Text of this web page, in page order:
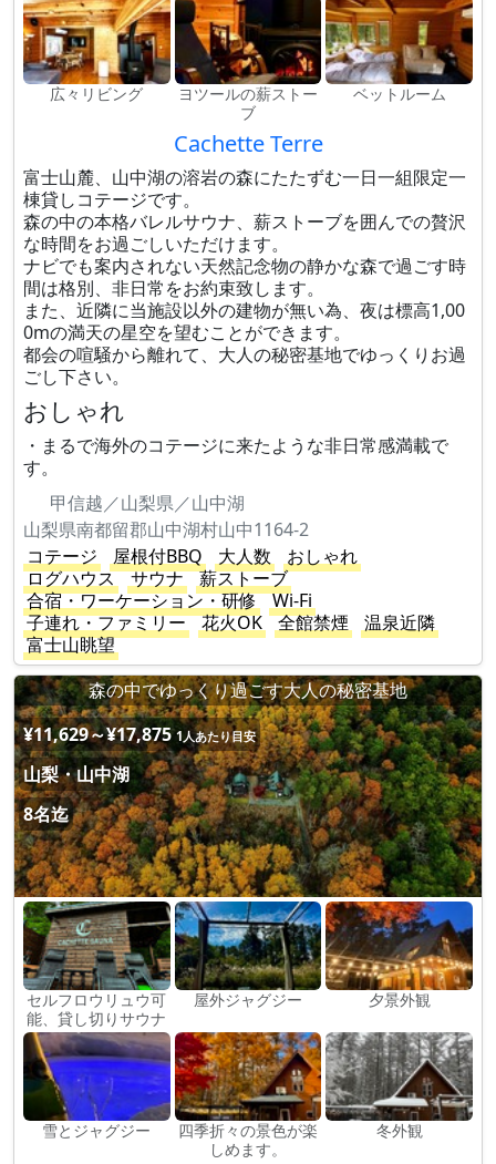
広々リビング
ヨツールの薪ストー
ブ
ベットルーム
Cachette Terre
富士山麓、山中湖の溶岩の森にたたずむ一日一組限定一
棟貸しコテージです。
森の中の本格バレルサウナ、薪ストーブを囲んでの贅沢
な時間をお過ごしいただけます。
ナビでも案内されない天然記念物の静かな森で過ごす時
間は格別、非日常をお約束致します。
また、近隣に当施設以外の建物が無い為、夜は標高1,00
0mの満天の星空を望むことができます。
都会の喧騒から離れて、大人の秘密基地でゆっくりお過
ごし下さい。
おしゃれ
・まるで海外のコテージに来たような非日常感満載で
す。
甲信越／山梨県／山中湖
山梨県南都留郡山中湖村山中1164-2
コテージ
屋根付BBQ 大人数
おしゃれ
ログハウス
サウナ
薪ストーブ
合宿・ワーケーション・研修
Wi-Fi
子連れ・ファミリー
花火OK 全館禁煙
温泉近隣
富士山眺望
森の中でゆっくり過ごす大人の秘密基地
¥11,629～¥17,875 1人あたり目安
山梨・山中湖
8名迄
セルフロウリュウ可
能、貸し切りサウナ
屋外ジャグジー 夕景外観
雪とジャグジー
四季折々の景色が楽
しめます。
冬外観